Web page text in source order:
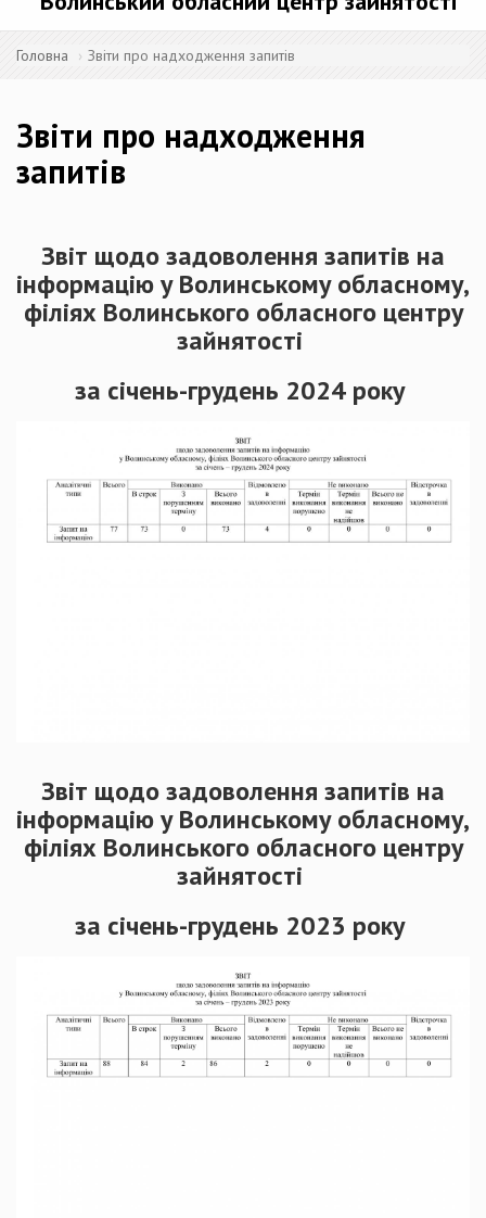
Головна Звіти про надходження запитів
Звіти про надходження
запитів
Звіт щодо задоволення запитів на
інформацію у Волинському обласному,
філіях Волинського обласного центру
зайнятості
за січень-грудень 2024 року
Звіт щодо задоволення запитів на
інформацію у Волинському обласному,
філіях Волинського обласного центру
зайнятості
за січень-грудень 2023 року